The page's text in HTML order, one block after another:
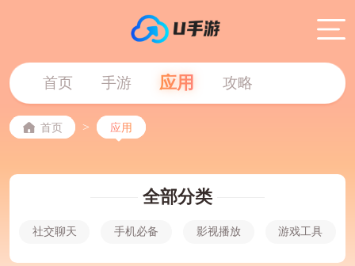
首页 手游 应用 攻略
首页 > 应用
全部分类
社交聊天 手机必备 影视播放 游戏工具